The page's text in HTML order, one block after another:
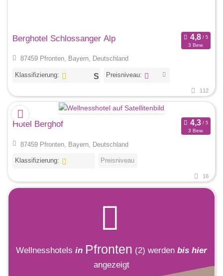
Berghotel Schlossanger Alp
3 Bew.
87459 Pfronten, Bayern, Deutschland
Klassifizierung: Preisniveau:
112
Hotel Berghof
3 Bew.
87459 Pfronten, Bayern, Deutschland
Klassifizierung: Preisniveau
16
Wellnesshotels in Pfronten (2) werden bis hier
angezeigt